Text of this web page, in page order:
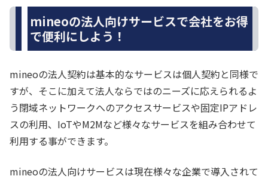
mineoの法人向けサービスで会社をお得
で便利にしよう！
mineoの法人契約は基本的なサービスは個人契約と同様で
すが、そこに加えて法人ならではのニーズに応えられるよ
う閉域ネットワークへのアクセスサービスや固定IPアドレ
スの利用、IoTやM2Mなど様々なサービスを組み合わせて
利用する事ができます。
mineoの法人向けサービスは現在様々な企業で導入されて